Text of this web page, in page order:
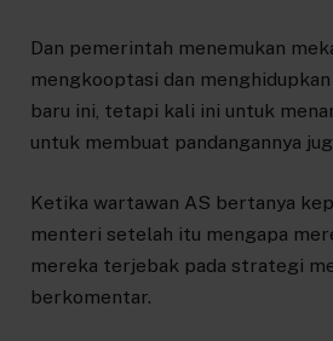
Dan pemerintah menemukan
mengkooptasi dan
baru ini, tetapi kali ini untuk
untuk membuat pandangannya
Ketika wartawan AS bertanya
menteri setelah itu mengapa
mereka terjebak pada strategi
berkomentar.